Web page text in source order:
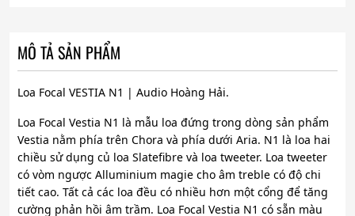
MÔ TẢ SẢN PHẨM
Loa Focal VESTIA N1 | Audio Hoàng Hải.
Loa Focal Vestia N1 là mẫu loa đứng trong dòng sản phẩm
Vestia nằm phía trên Chora và phía dưới Aria. N1 là loa hai
chiều sử dụng củ loa Slatefibre và loa tweeter. Loa tweeter
có vòm ngược Alluminium magie cho âm treble có độ chi
tiết cao. Tất cả các loa đều có nhiều hơn một cổng để tăng
cường phản hồi âm trầm. Loa Focal Vestia N1 có sẵn màu